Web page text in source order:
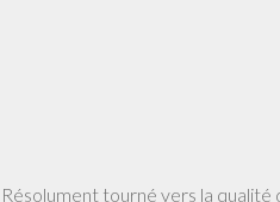
Résolument tourné vers la